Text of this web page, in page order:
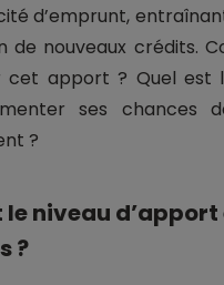
d’emprunt,
de nouveaux crédits.
cet apport ? Quel est
ses chances
?
le niveau
?